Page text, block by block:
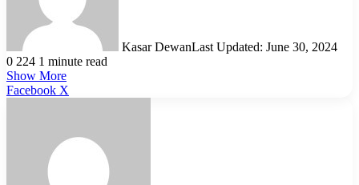
Kasar DewanLast Updated: June 30, 2024
0 224 1 minute read
Show More
Facebook X